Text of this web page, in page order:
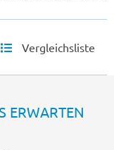
Vergleichsliste
ERWARTEN